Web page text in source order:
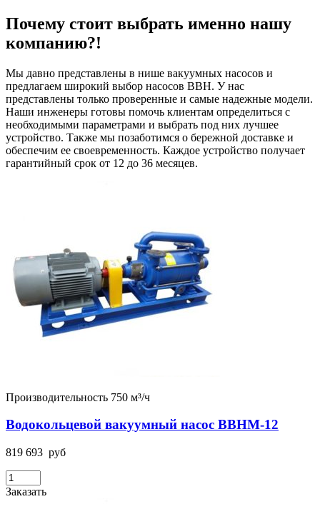
Почему стоит выбрать именно нашу
компанию?!
Мы давно представлены в нише вакуумных насосов и
предлагаем широкий выбор насосов ВВН. У нас
представлены только проверенные и самые надежные модели.
Наши инженеры готовы помочь клиентам определиться с
необходимыми параметрами и выбрать под них лучшее
устройство. Также мы позаботимся о бережной доставке и
обеспечим ее своевременность. Каждое устройство получает
гарантийный срок от 12 до 36 месяцев.
Производительность 750 м³/ч
Водокольцевой вакуумный насос ВВНМ-12
819 693 руб
Заказать